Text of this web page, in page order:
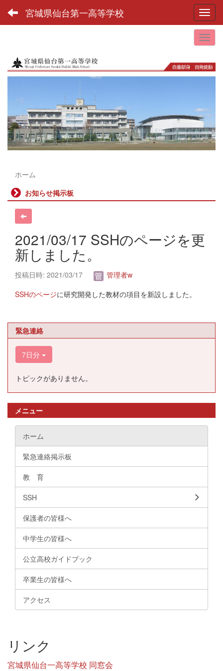
宮城県仙台第一高等学校
ホーム
お知らせ掲示板
2021/03/17 SSHのページを更
新しました。
投稿日時: 2021/03/17
管理者w
SSHのページに研究開発した教材の項目を新設しました。
緊急連絡
7日分
トピックがありません。
メニュー
ホーム
緊急連絡掲示板
教 育
SSH
保護者の皆様へ
中学生の皆様へ
公立高校ガイドブック
卒業生の皆様へ
アクセス
リンク
宮城県仙台一高等学校 同窓会